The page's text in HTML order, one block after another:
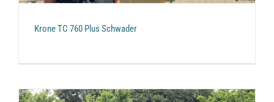
Krone TC 760 Plus Schwader